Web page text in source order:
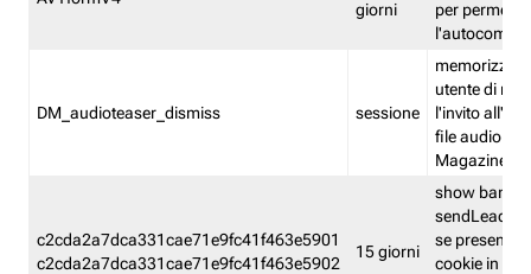
giorni
per
DM_audioteaser_dismiss sessione
memorizza
utente di
l'invito
file audio del
Magazine
c2cda2a7dca331cae71e9fc41f463e5901
c2cda2a7dca331cae71e9fc41f463e5902
15 giorni
show banner
sendLead
se presenti
cookie in un